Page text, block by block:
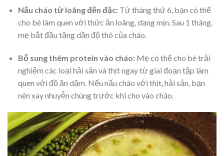
Nấu cháo từ loãng đến đặc: Từ tháng thứ 6, bạn có thể
cho bé làm quen với thức ăn loãng, dạng mịn. Sau 1 tháng,
mẹ bắt đầu tăng dần độ thô của cháo.
Bổ sung thêm protein vào cháo: Mẹ có thể cho bé trải
nghiệm các loại hải sản và thịt ngay từ giai đoạn tập làm
quen với đồ ăn dặm. Nếu nấu cháo với thịt, hải sản, bạn
nên xay nhuyễn chúng trước khi cho vào cháo.